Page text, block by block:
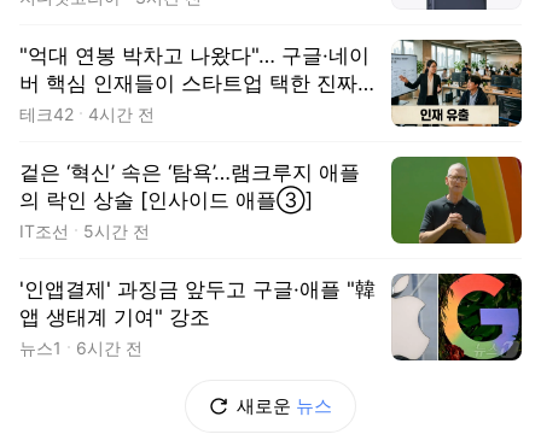
"억대 연봉 박차고 나왔다"… 구글·네이
버 핵심 인재들이 스타트업 택한 진짜
이유
테크42 4시간 전
겉은 ‘혁신’ 속은 ‘탐욕’…램크루지 애플
의 락인 상술 [인사이드 애플③]
IT조선 5시간 전
'인앱결제' 과징금 앞두고 구글·애플 "韓
앱 생태계 기여" 강조
뉴스1 6시간 전
새로운 뉴스